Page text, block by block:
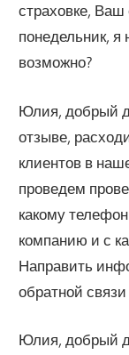
страховке, Ваш
понедельник, я
возможно?
Юлия, добрый
отзыве,
клиентов в
проведем
какому
компанию и с
Направить
обратной
Юлия, добрый